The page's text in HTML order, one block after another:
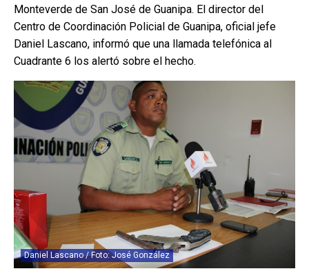
Monteverde de San José de Guanipa. El director del
Centro de Coordinación Policial de Guanipa, oficial jefe
Daniel Lascano, informó que una llamada telefónica al
Cuadrante 6 los alertó sobre el hecho.
Daniel Lascano / Foto: José González